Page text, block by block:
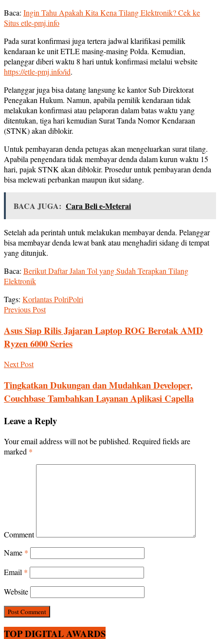
Baca: Ingin Tahu Apakah Kita Kena Tilang Elektronik? Cek ke
Situs etle-pmj.info
Pada surat konfirmasi juga tertera jadwal klarifikasi pemilik
kendaraan ke unit ETLE masing-masing Polda. Kemudian,
pelanggar diberi waktu 8 hari untuk konfirmasi melalui website
https://etle-pmj.info/id.
Pelanggar juga bisa datang langsung ke kantor Sub Direktorat
Penegakan Hukum. Namun, apabila pemilik kendaraan tidak
melakukan konfirmasi atau pelaporan dalam batas waktu yang
ditentukan, tiga hari kemudian Surat Tanda Nomor Kendaraan
(STNK) akan diblokir.
Untuk pembayaran denda petugas akan mengeluarkan surat tilang.
Apabila pengendara tidak membayar denda dalam kurun waktu 15
hari, pajak STNK akan diblokir. Prosedur untuk pembayaran denda
bisa melewati perbankan maupun ikut sidang.
BACA JUGA: Cara Beli e-Meterai
Setelah ada perintah untuk melakukan membayar denda. Pelanggar
bisa membayar denda lewat bank atau menghadiri sidang di tempat
yang ditunjuk.
Baca: Berikut Daftar Jalan Tol yang Sudah Terapkan Tilang
Elektronik
Tags: Korlantas PolriPolri
Previous Post
Asus Siap Rilis Jajaran Laptop ROG Berotak AMD
Ryzen 6000 Series
Next Post
Tingkatkan Dukungan dan Mudahkan Developer,
Couchbase Tambahkan Layanan Aplikasi Capella
Leave a Reply
Your email address will not be published. Required fields are
marked *
Comment
Name *
Email *
Website
TOP DIGITAL AWARDS